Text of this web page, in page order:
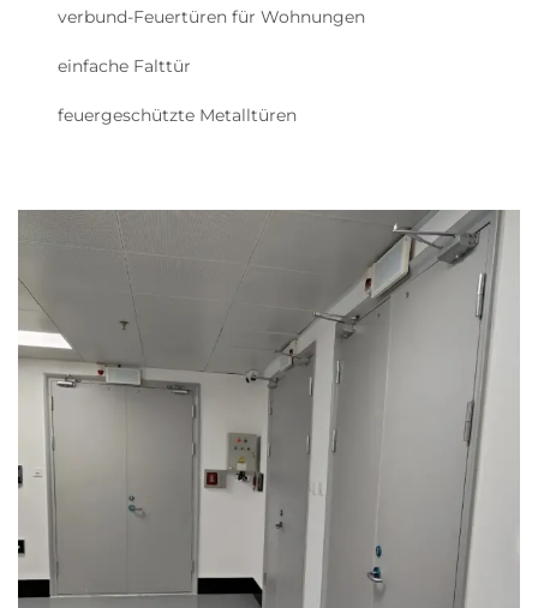
verbund-Feuertüren für Wohnungen
einfache Falttür
feuergeschützte Metalltüren